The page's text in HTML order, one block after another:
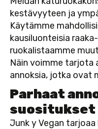
kestävyyteen ja
Käytämme
kausiluonteisia
ruokalistaamme
Näin voimme tarjota
annoksia, jotka ovat
Parhaat
suositukset
Junk y Vegan